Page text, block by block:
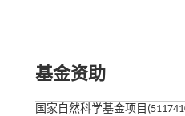
基金资助
国家自然科学基金项目